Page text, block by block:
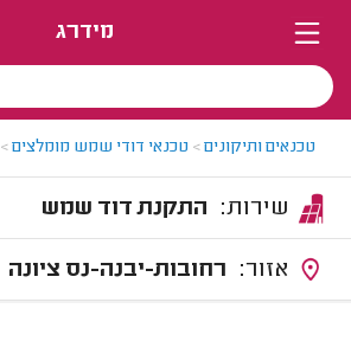
מידרג
טכנאים ותיקונים> טכנאי דודי שמש מומלצים>
התקנת דוד שמש
רחובות-יבנה-נס ציונה